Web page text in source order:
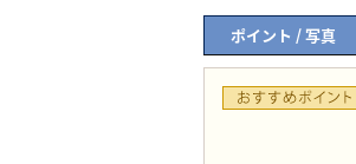
ポイント / 写真